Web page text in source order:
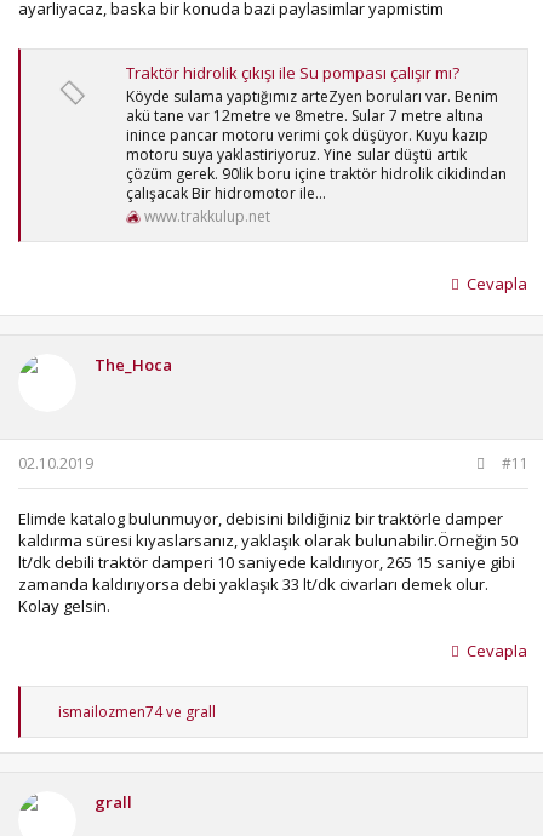
ayarliyacaz, baska bir konuda bazi paylasimlar yapmistim
Traktör hidrolik çıkışı ile Su pompası çalışır mı?
Köyde sulama yaptığımız arteZyen boruları var. Benim
akü tane var 12metre ve 8metre. Sular 7 metre altına
inince pancar motoru verimi çok düşüyor. Kuyu kazıp
motoru suya yaklastiriyoruz. Yine sular düştü artık
çözüm gerek. 90lik boru içine traktör hidrolik cikidindan
çalışacak Bir hidromotor ile...
www.trakkulup.net
Cevapla
The_Hoca
02.10.2019 #11
Elimde katalog bulunmuyor, debisini bildiğiniz bir traktörle damper
kaldırma süresi kıyaslarsanız, yaklaşık olarak bulunabilir.Örneğin 50
lt/dk debili traktör damperi 10 saniyede kaldırıyor, 265 15 saniye gibi
zamanda kaldırıyorsa debi yaklaşık 33 lt/dk civarları demek olur.
Kolay gelsin.
Cevapla
T
p
ismailozmen74ve grall
grall